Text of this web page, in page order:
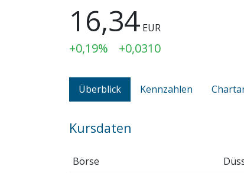
16,34 EUR
+0,19% +0,0310
Überblick Kennzahlen
Kursdaten
Börse